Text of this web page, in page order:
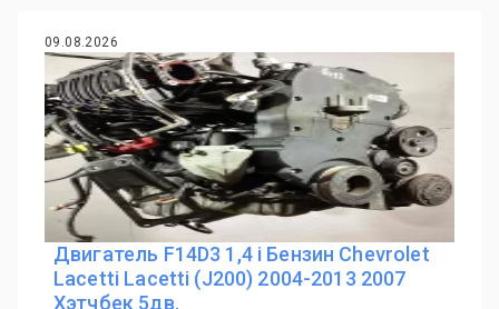
09.08.2026
Двигатель F14D3 1,4 i Бензин Chevrolet
Lacetti Lacetti (J200) 2004-2013 2007
Хэтчбек 5дв.